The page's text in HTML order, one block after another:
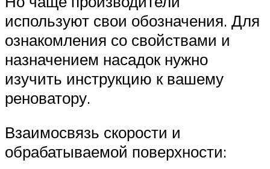
используют свои обозначения. Для
ознакомления со свойствами и
назначением насадок нужно
изучить инструкцию к вашему
реноватору.
Взаимосвязь скорости и
обрабатываемой поверхности: